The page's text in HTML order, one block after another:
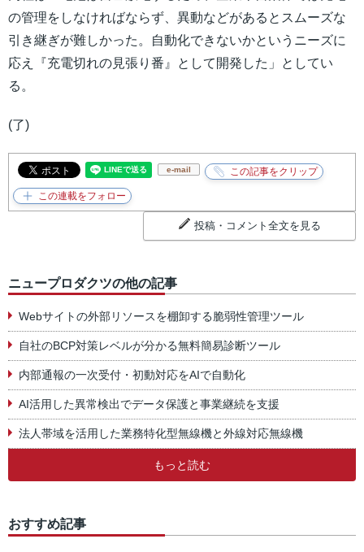
の管理をしなければならず、異動などがあるとスムーズな
引き継ぎが難しかった。自動化できないかというニーズに
応え『充電切れの見張り番』として開発した」としてい
る。
(了)
e-mail
投稿・コメント全文を見る
ニュープロダクツの他の記事
Webサイトの外部リソースを棚卸する脆弱性管理ツール
自社のBCP対策レベルが分かる無料簡易診断ツール
内部通報の一次受付・初動対応をAIで自動化
AI活用した異常検出でデータ保護と事業継続を支援
法人帯域を活用した業務特化型無線機と外線対応無線機
もっと読む
おすすめ記事